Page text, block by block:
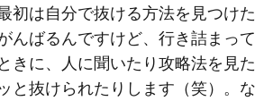
初は自分で抜ける方法を見つけた
んばるんですけど、行き詰まって
きに、人に聞いたり攻略法を見た
と抜けられたりします（笑）。な